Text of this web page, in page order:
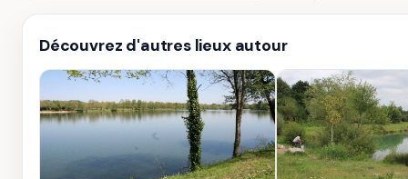
Découvrez d'autres lieux autour